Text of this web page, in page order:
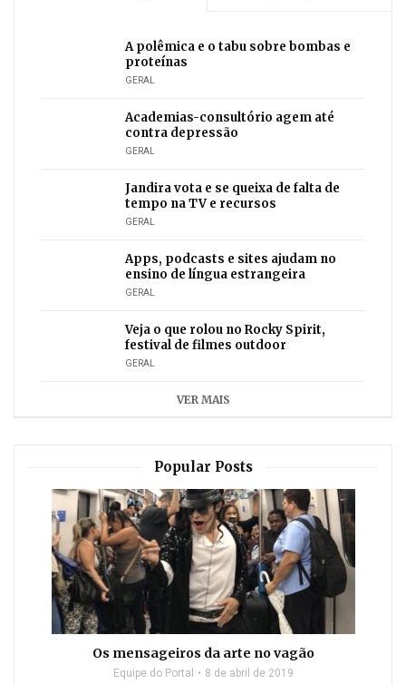
A polêmica e o tabu sobre bombas e
proteínas
GERAL
Academias-consultório agem até
contra depressão
GERAL
Jandira vota e se queixa de falta de
tempo na TV e recursos
GERAL
Apps, podcasts e sites ajudam no
ensino de língua estrangeira
GERAL
Veja o que rolou no Rocky Spirit,
festival de filmes outdoor
GERAL
VER MAIS
Popular Posts
Os mensageiros da arte no vagão
Equipe do Portal 8 de abril de 2019